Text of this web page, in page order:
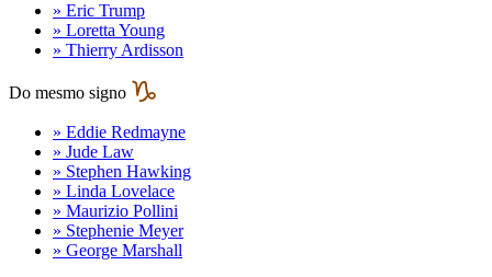
» Eric Trump
» Loretta Young
» Thierry Ardisson
Do mesmo signo
» Eddie Redmayne
» Jude Law
» Stephen Hawking
» Linda Lovelace
» Maurizio Pollini
» Stephenie Meyer
» George Marshall